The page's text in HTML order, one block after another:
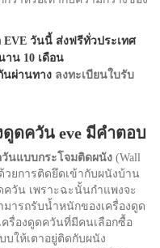
วันนี้ ส่งฟรีทั่วประเทศ
าน 10 เดือน
นผ่านทาง ลงทะเบียนใบรับ
ดควัน eve มีคำตอบ
วันแบบกระโจมติดผนัง (Wall
วยการติดยึดเข้ากับผนังบ้าน
ควัน เพราะฉะนั้นกำแพงจะ
ารถรับน้ำหนักของเครื่องดูด
ครื่องดูดควันที่มีคนเลือกซื้อ
ให้เตาอยู่ติดกับผนัง